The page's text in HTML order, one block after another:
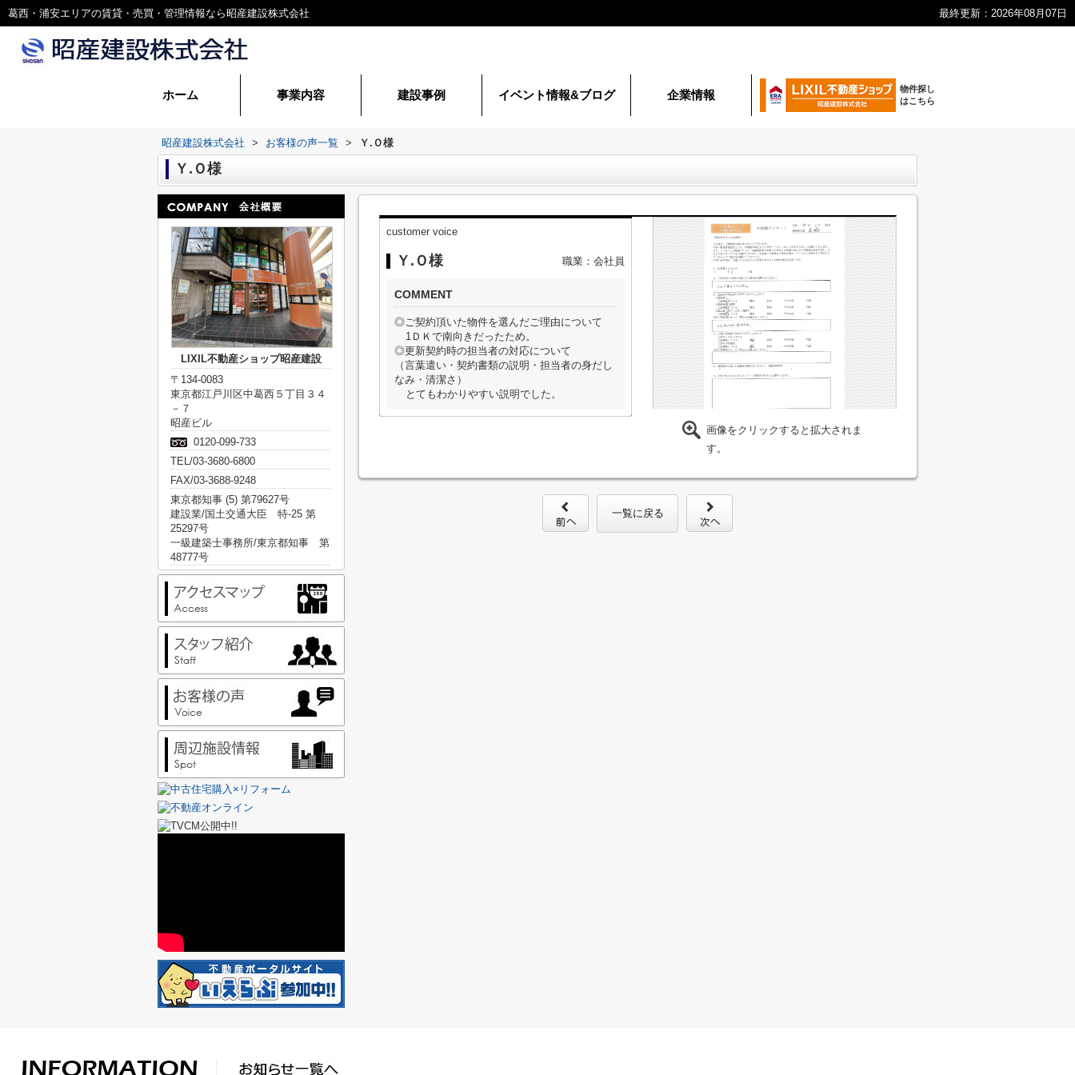
葛西・浦安エリアの賃貸・売買・管理情報なら昭産建設株式会社 最終更新：2026年08月07日
ホーム 事業内容 建設事例 イベント情報&ブログ 企業情報
物件探し
はこちら
昭産建設株式会社 > お客様の声一覧 > Ｙ.Ｏ様
Ｙ.Ｏ様
customer voice
Ｙ.Ｏ様 職業：会社員
COMMENT
◎ご契約頂いた物件を選んだご理由について
1ＤＫで南向きだったため。
◎更新契約時の担当者の対応について
（言葉遣い・契約書類の説明・担当者の身だし
なみ・清潔さ）
とてもわかりやすい説明でした。
画像をクリックすると拡大されま
す。
一覧に戻る
LIXIL不動産ショップ昭産建設
〒134-0083
東京都江戸川区中葛西５丁目３４
－７
昭産ビル
0120-099-733
TEL/03-3680-6800
FAX/03-3688-9248
東京都知事 (5) 第79627号
建設業/国土交通大臣 特-25 第
25297号
一級建築士事務所/東京都知事 第
48777号